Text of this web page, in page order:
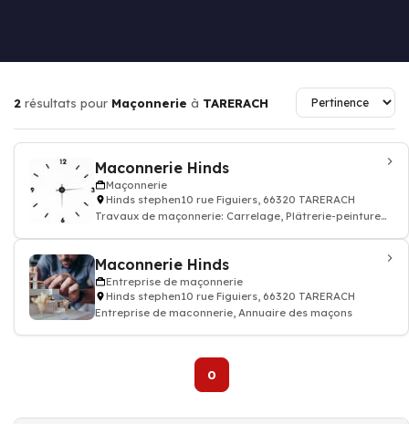
2 résultats pour Maçonnerie à TARERACH
Maconnerie Hinds
Maçonnerie
Hinds stephen10 rue Figuiers, 66320 TARERACH
Travaux de maçonnerie: Carrelage, Plâtrerie-peinture
Maconnerie Hinds
Entreprise de maçonnerie
Hinds stephen10 rue Figuiers, 66320 TARERACH
Entreprise de maconnerie, Annuaire des maçons
0